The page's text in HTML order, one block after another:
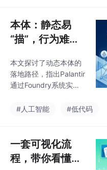
引入"动作"作为能力表
达单元，支持能力的组
编码工作，尤其在语法
解析等具体任务上表现
惊艳。然而，其作为概
不稳定——相同任务在
不同上下文条件下可能
产生截然不同的结果。
求解器"而非"稳定生产
本体：静态易
“描”，行为难
本体的落地路径
与算子化赋能
本文探讨了动态本体的
落地路径，指出Palantir
通过Foundry系统实现
行为的分离，但其高度
题。文章提出算子化与
AI驱动是未来方向，并
介绍了HuggingFists低
#人工智能 #低代码
一套可视化流
程，带你看懂O